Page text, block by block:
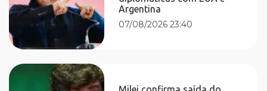
Argentina
07/08/2026 23:40